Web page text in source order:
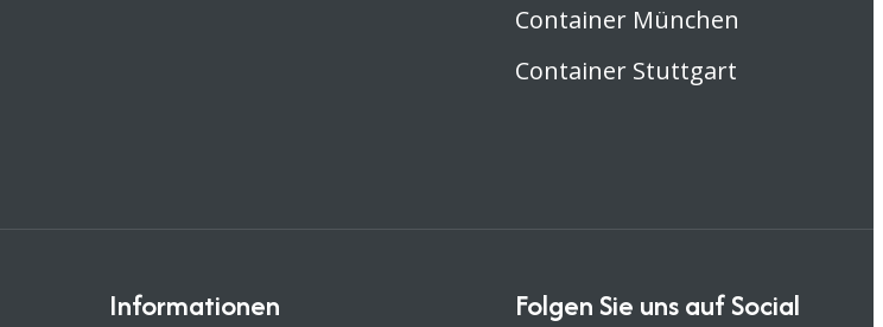
Container München
Container Stuttgart
Informationen
Folgen Sie uns auf Social